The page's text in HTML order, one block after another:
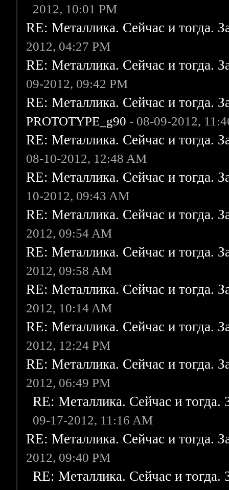
2012, 10:01 PM
RE: Металлика. Сейчас и тогда.
2012, 04:27 PM
RE: Металлика. Сейчас и тогда.
09-2012, 09:42 PM
RE: Металлика. Сейчас и тогда.
PROTOTYPE_g90 - 08-09-2012,
RE: Металлика. Сейчас и тогда.
08-10-2012, 12:48 AM
RE: Металлика. Сейчас и тогда.
10-2012, 09:43 AM
RE: Металлика. Сейчас и тогда.
2012, 09:54 AM
RE: Металлика. Сейчас и тогда.
2012, 09:58 AM
RE: Металлика. Сейчас и тогда.
2012, 10:14 AM
RE: Металлика. Сейчас и тогда.
2012, 12:24 PM
RE: Металлика. Сейчас и тогда.
2012, 06:49 PM
RE: Металлика. Сейчас и
09-17-2012, 11:16 AM
RE: Металлика. Сейчас и тогда.
2012, 09:40 PM
RE: Металлика. Сейчас и